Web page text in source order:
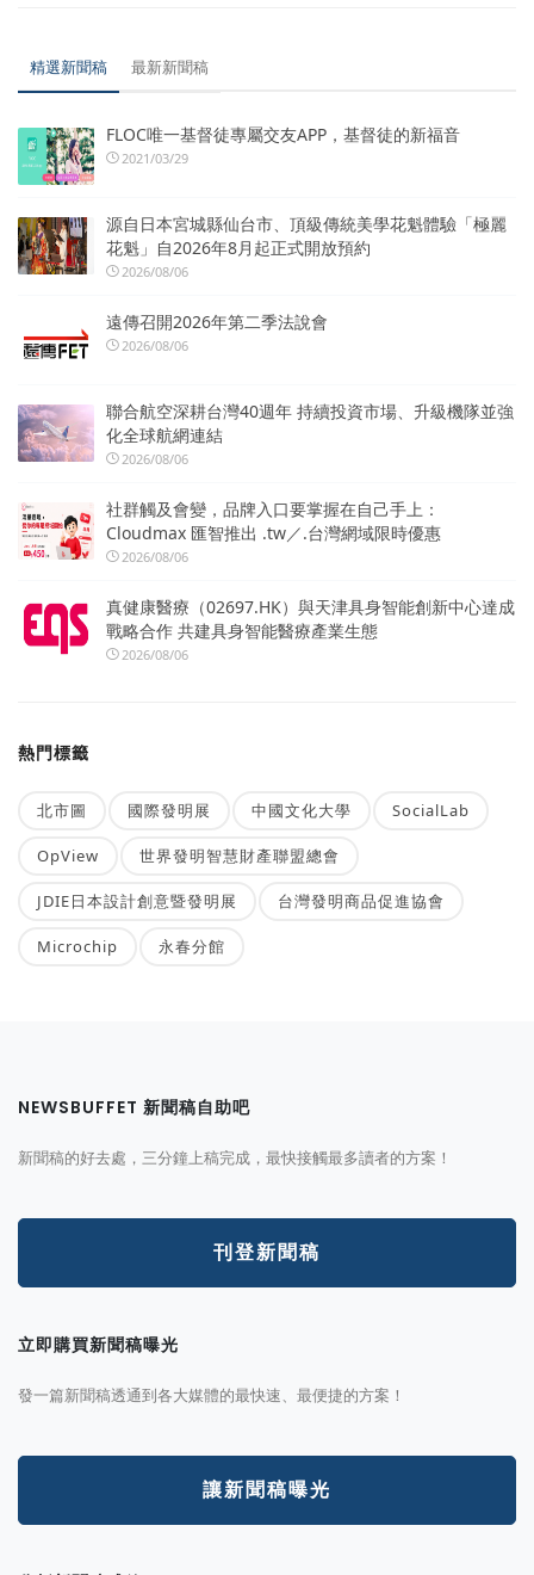
精選新聞稿 最新新聞稿
FLOC唯一基督徒專屬交友APP，基督徒的新福音
2021/03/29
源自日本宮城縣仙台市、頂級傳統美學花魁體驗「極麗
花魁」自2026年8月起正式開放預約
2026/08/06
遠傳召開2026年第二季法說會
2026/08/06
聯合航空深耕台灣40週年 持續投資市場、升級機隊並強
化全球航網連結
2026/08/06
社群觸及會變，品牌入口要掌握在自己手上：
Cloudmax 匯智推出 .tw／.台灣網域限時優惠
2026/08/06
真健康醫療（02697.HK）與天津具身智能創新中心達成
戰略合作 共建具身智能醫療產業生態
2026/08/06
熱門標籤
北市圖 國際發明展 中國文化大學 SocialLab
OpView 世界發明智慧財產聯盟總會
JDIE日本設計創意暨發明展 台灣發明商品促進協會
Microchip 永春分館
NEWSBUFFET 新聞稿自助吧
新聞稿的好去處，三分鐘上稿完成，最快接觸最多讀者的方案！
刊登新聞稿
立即購買新聞稿曝光
發一篇新聞稿透通到各大媒體的最快速、最便捷的方案！
讓新聞稿曝光